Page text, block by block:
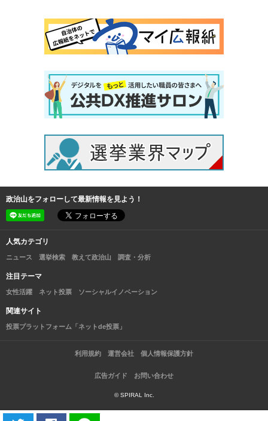
政治山をフォローして最新情報を見よう！
人気カテゴリ
ニュース 選挙検索 教えて政治山 調査・分析
注目テーマ
女性活躍 ネット投票 ソーシャルイノベーション
関連サイト
投票プラットフォーム「ネットde投票」
利用規約 運営会社 個人情報保護方針
広告ガイド お問い合わせ
© SPIRAL Inc.